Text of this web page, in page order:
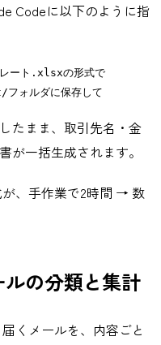
Codeに以下のように指
レート.xlsxの形式で
たまま、取引先名・金
が一括生成されます。
、手作業で2時間 → 数
の分類と集計
くメールを、内容ごと